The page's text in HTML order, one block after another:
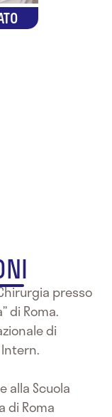
presso
di Roma.
di
alla Scuola
di Roma